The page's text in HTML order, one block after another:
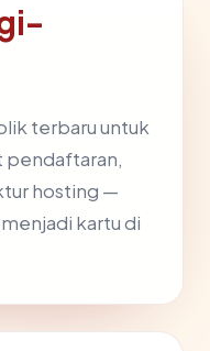
terbaru untuk
pendaftaran,
hosting —
kartu di